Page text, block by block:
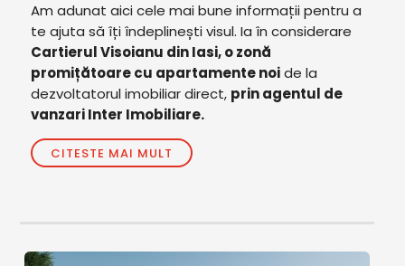
Am adunat aici cele mai bune informații pentru a
te ajuta să îți îndeplinești visul. Ia în considerare
Cartierul Visoianu din Iasi, o zonă
promițătoare cu apartamente noide la
dezvoltatorul imobiliar direct, prin agentul de
vanzari Inter Imobiliare.
CITESTE MAI MULT